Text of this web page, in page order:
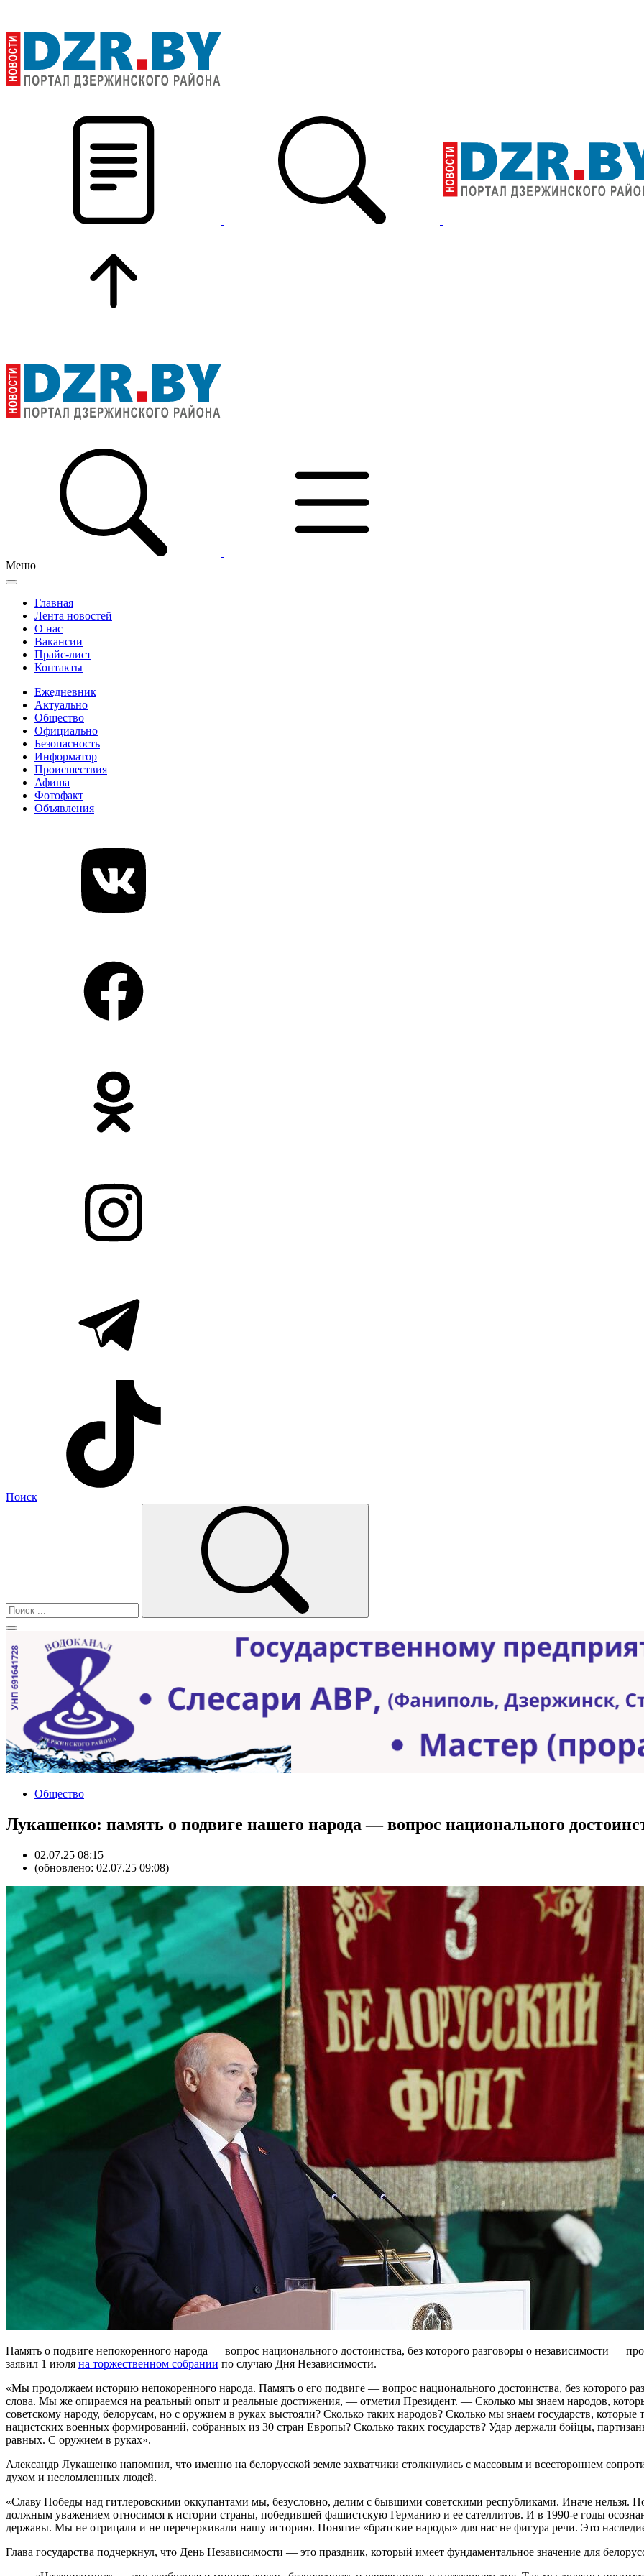
Меню
Главная
Лента новостей
О нас
Вакансии
Прайс-лист
Контакты
Ежедневник
Актуально
Общество
Официально
Безопасность
Информатор
Происшествия
Афиша
Фотофакт
Объявления
Поиск
Общество
Лукашенко: память о подвиге нашего народа — вопрос национального
02.07.25 08:15
(обновлено: 02.07.25 09:08)
Память о подвиге непокоренного народа — вопрос национального достоинства, без которого разговоры о независимости —
заявил 1 июля на торжественном собрании по случаю Дня Независимости.
«Мы продолжаем историю непокоренного народа. Память о его подвиге — вопрос национального достоинства, без которого
слова. Мы же опираемся на реальный опыт и реальные достижения, — отметил Президент. — Сколько мы знаем народов,
советскому народу, белорусам, но с оружием в руках выстояли? Сколько таких народов? Сколько мы знаем государств,
нацистских военных формирований, собранных из 30 стран Европы? Сколько таких государств? Удар держали бойцы,
равных. С оружием в руках».
Александр Лукашенко напомнил, что именно на белорусской земле захватчики столкнулись с массовым и всестороннем
духом и несломленных людей.
«Славу Победы над гитлеровскими оккупантами мы, безусловно, делим с бывшими советскими республиками. Иначе нельзя.
должным уважением относимся к истории страны, победившей фашистскую Германию и ее сателлитов. И в 1990-е годы
державы. Мы не отрицали и не перечеркивали нашу историю. Понятие «братские народы» для нас не фигура речи. Это
Глава государства подчеркнул, что День Независимости — это праздник, который имеет фундаментальное значение для